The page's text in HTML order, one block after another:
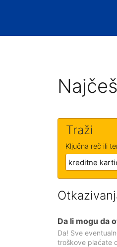
Traži
Ključna reč ili
Da li mogu da
Da! Sve
troškove plaćate